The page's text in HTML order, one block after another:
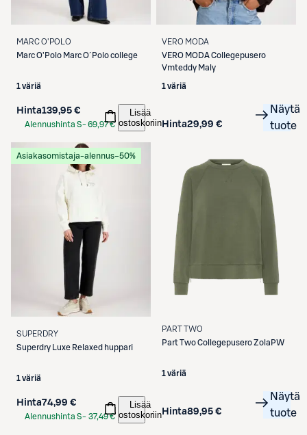
MARC O'POLO
Marc O'Polo Marc O´Polo college
1 väriä
Hinta139,95 €
Alennushinta S-69,97 €
Lisää
ostoskoriin
VERO MODA
VERO MODACollegepusero
Vmteddy Maly
1 väriä
Hinta29,99 €
Näytä
tuote
Asiakasomistaja-alennus−50%
SUPERDRY
Superdry
Luxe Relaxed huppari
1 väriä
Hinta74,99 €
Alennushinta S- 37,49 €
Lisää
ostoskoriin
PART TWO
Part TwoCollegepusero ZolaPW
1 väriä
Hinta89,95 €
Näytä
tuote